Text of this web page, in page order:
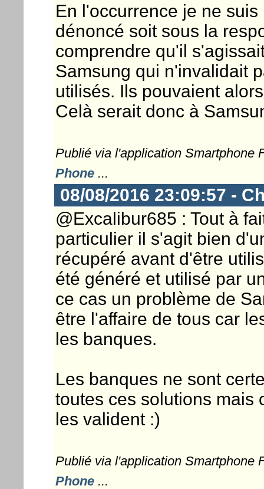
En l'occurrence je ne
dénoncé soit sous la
comprendre qu'il
Samsung qui n'invalidait
utilisés. Ils pouvaient
Celà serait donc à
Publié via l'application Smartphone
Phone...
08/08/2016 23:09:57 -
@Excalibur685 : Tout à
particulier il s'agit bien
récupéré avant d'être
été généré et utilisé par
ce cas un problème de
être l'affaire de tous car
les banques.
Les banques ne sont
toutes ces solutions mais
les valident :)
Publié via l'application Smartphone
Phone...